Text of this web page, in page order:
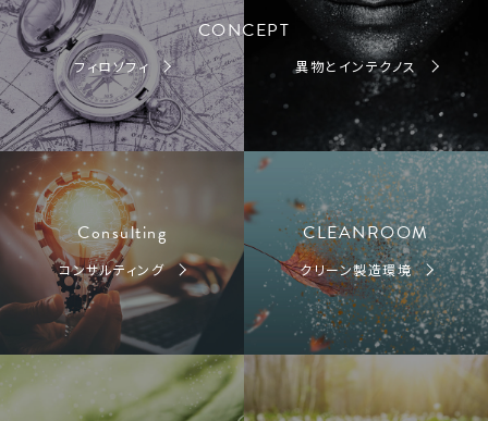
フィロソフィ
CONCEPT
異物とインテクノス
Consulting
コンサルティング
CLEANROOM
クリーン製造環境